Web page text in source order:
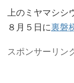
上のミヤマシシ
８月５日に裏磐
スポンサーリン